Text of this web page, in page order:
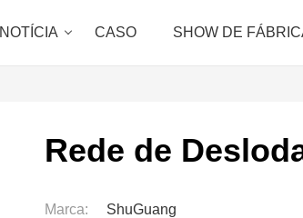
NOTÍCIA CASO SHOW DE
Rede de
Marca:
ShuGuang